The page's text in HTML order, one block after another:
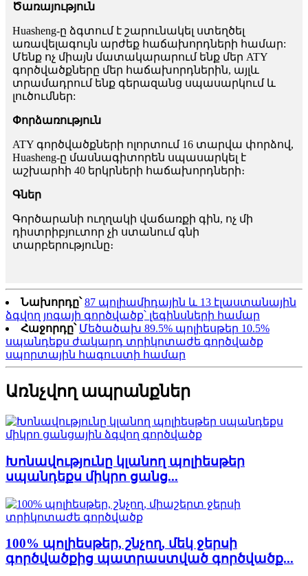
Ծառայություն
Huasheng-ը ձգտում է շարունակել ստեղծել
առավելագույն արժեք հաճախորդների համար:
Մենք ոչ միայն մատակարարում ենք մեր ATY
գործվածքները մեր հաճախորդներին, այլև
տրամադրում ենք գերազանց սպասարկում և
լուծումներ:
Փորձառություն
ATY գործվածքների ոլորտում 16 տարվա փորձով,
Huasheng-ը մասնագիտորեն սպասարկել է
աշխարհի 40 երկրների հաճախորդների։
Գներ
Գործարանի ուղղակի վաճառքի գին, ոչ մի
դիստրիբյուտոր չի ստանում գնի
տարբերությունը։
Նախորդը՝ 87 պոլիամիդային և 13 էլաստանային
ձգվող յոգայի գործվածք՝ լեգինսների համար
Հաջորդը՝ Մեծածախ 89.5% պոլիեսթեր 10.5%
սպանդեքս ժակարդ տրիկոտաժե գործվածք
սպորտային հագուստի համար
Առնչվող ապրանքներ
Խոնավությունը կլանող պոլիեսթեր
սպանդեքս միկրո ցանց...
100% պոլիեսթեր, շնչող, մեկ ջերսի
գործվածքից պատրաստված գործվածք...